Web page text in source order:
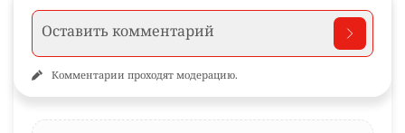
Комментарии проходят модерацию.